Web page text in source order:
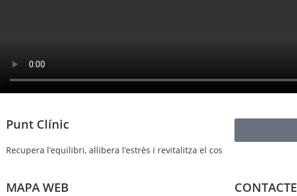
Punt Clínic
Recupera l’equilibri, allibera l’estrès i revitalitza el cos
MAPA WEB CONTACTE